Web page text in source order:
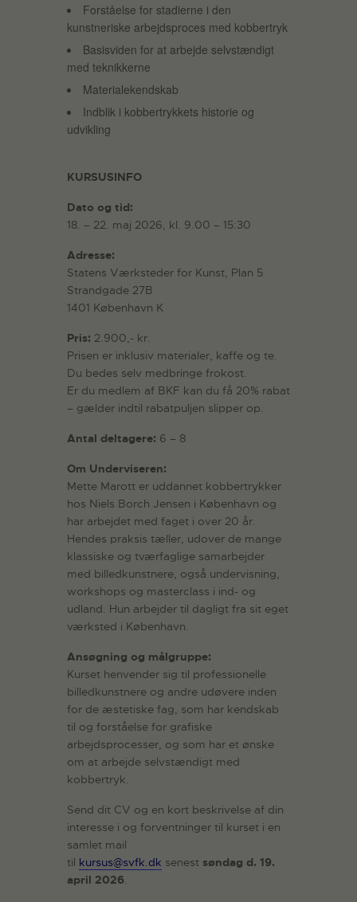
Forståelse for stadierne i den
kunstneriske arbejdsproces med kobbertryk
Basisviden for at arbejde selvstændigt
med teknikkerne
Materialekendskab
Indblik i kobbertrykkets historie og
udvikling
KURSUSINFO
Dato og tid:
18. – 22. maj 2026, kl. 9.00 – 15:30
Adresse:
Statens Værksteder for Kunst, Plan 5
Strandgade 27B
1401 København K
Pris: 2.900,- kr.
Prisen er inklusiv materialer, kaffe og te.
Du bedes selv medbringe frokost.
Er du medlem af BKF kan du få 20% rabat
– gælder indtil rabatpuljen slipper op.
Antal deltagere: 6 – 8
Om Underviseren:
Mette Marott er uddannet kobbertrykker
hos Niels Borch Jensen i København og
har arbejdet med faget i over 20 år.
Hendes praksis tæller, udover de mange
klassiske og tværfaglige samarbejder
med billedkunstnere, også undervisning,
workshops og masterclass i ind- og
udland. Hun arbejder til dagligt fra sit eget
værksted i København.
Ansøgning og målgruppe:
Kurset henvender sig til professionelle
billedkunstnere og andre udøvere inden
for de æstetiske fag, som har kendskab
til og forståelse for grafiske
arbejdsprocesser, og som har et ønske
om at arbejde selvstændigt med
kobbertryk.
Send dit CV og en kort beskrivelse af din
interesse i og forventninger til kurset i en
samlet mail
til kursus@svfk.dk senest søndag d. 19.
april 2026.